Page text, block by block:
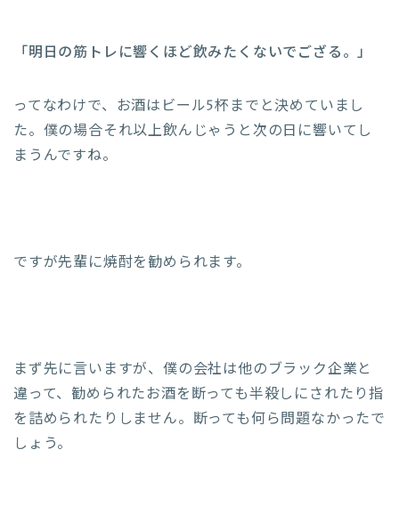
「明日の筋トレに響くほど飲みたくないでござる。」
ってなわけで、お酒はビール5杯までと決めていまし
た。僕の場合それ以上飲んじゃうと次の日に響いてし
まうんですね。
ですが先輩に焼酎を勧められます。
まず先に言いますが、僕の会社は他のブラック企業と
違って、勧められたお酒を断っても半殺しにされたり指
を詰められたりしません。断っても何ら問題なかったで
しょう。